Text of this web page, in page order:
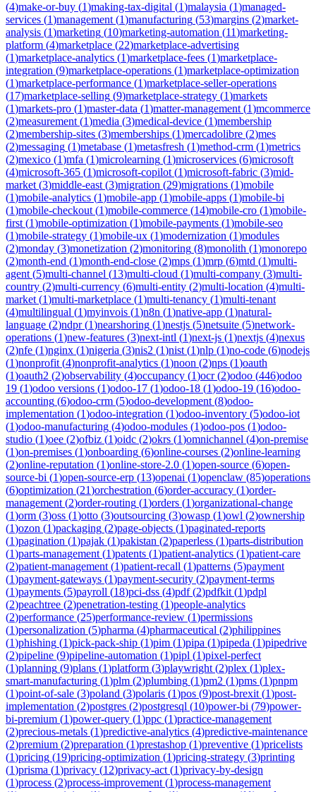
(4)make-or-buy (1)making-tax-digital (1)malaysia (1)managed-
services (1)management (1)manufacturing (53)margins (2)market-
analysis (1)marketing (10)marketing-automation (11)marketing-
platform (4)marketplace (22)marketplace-advertising
(1)marketplace-analytics (1)marketplace-fees (1)marketplace-
integration (9)marketplace-operations (1)marketplace-optimization
(1)marketplace-performance (1)marketplace-seller-operations
(17)marketplace-selling (9)marketplace-strategy (1)markets
(1)markets-pro (1)master-data (1)matter-management (1)mcommerce
(2)measurement (1)media (3)medical-device (1)membership
(2)membership-sites (3)memberships (1)mercadolibre (2)mes
(2)messaging (1)metabase (1)metasfresh (1)method-crm (1)metrics
(2)mexico (1)mfa (1)microlearning (1)microservices (6)microsoft
(4)microsoft-365 (1)microsoft-copilot (1)microsoft-fabric (3)mid-
market (3)middle-east (3)migration (29)migrations (1)mobile
(1)mobile-analytics (1)mobile-app (1)mobile-apps (1)mobile-bi
(1)mobile-checkout (1)mobile-commerce (14)mobile-cro (1)mobile-
first (1)mobile-optimization (1)mobile-payments (1)mobile-seo
(1)mobile-strategy (1)mobile-ux (1)modernization (1)modules
(2)monday (3)monetization (2)monitoring (8)monolith (1)monorepo
(2)month-end (1)month-end-close (2)mps (1)mrp (6)mtd (1)multi-
agent (5)multi-channel (13)multi-cloud (1)multi-company (3)multi-
country (2)multi-currency (6)multi-entity (2)multi-location (4)multi-
market (1)multi-marketplace (1)multi-tenancy (1)multi-tenant
(4)multilingual (1)myinvois (1)n8n (1)native-app (1)natural-
language (2)ndpr(1)nearshoring (1)nestjs (5)netsuite (5)network-
operations (1)new-features (3)next-intl (1)next-js (1)nextjs (4)nexus
(2)nfe (1)nginx (1)nigeria (3)nis2 (1)nist (1)nlp (1)no-code (6)nodejs
(1)nonprofit (4)nonprofit-analytics (1)noon (2)nps (1)oauth
(1)oauth2 (2)observability (4)occupancy (1)ocr(2)odoo (446)odoo
19 (1)odoo versions (1)odoo-17 (1)odoo-18 (1)odoo-19 (16)odoo-
accounting (6)odoo-crm (5)odoo-development (8)odoo-
implementation (1)odoo-integration (1)odoo-inventory (5)odoo-iot
(1)odoo-manufacturing (4)odoo-modules (1)odoo-pos (1)odoo-
studio (1)oee (2)ofbiz (1)oidc (2)okrs (1)omnichannel (4)on-premise
(1)on-premises (1)onboarding (6)online-courses (2)online-learning
(2)online-reputation (1)online-store-2.0 (1)open-source (6)open-
source-bi (1)open-source-erp (13)openai (1)openclaw (85)operations
(6)optimization (21)orchestration (6)order-accuracy (1)order-
management (2)order-routing (1)orders (1)organizational-change
(1)orm (3)oss (1)otto (3)outsourcing (3)owasp (1)owl (2)ownership
(1)ozon (1)packaging (2)page-objects (1)paginated-reports
(1)pagination (1)pajak (1)pakistan (2)paperless (1)parts-distribution
(1)parts-management (1)patents (1)patient-analytics (1)patient-care
(2)patient-management (1)patient-recall (1)patterns (5)payment
(1)payment-gateways (1)payment-security (2)payment-terms
(1)payments (5)payroll (18)pci-dss (4)pdf(2)pdfkit (1)pdpl
(2)peachtree (2)penetration-testing (1)people-analytics
(2)performance (25)performance-review (1)permissions
(1)personalization (5)pharma (4)pharmaceutical (2)philippines
(1)phishing (1)pick-pack-ship (1)pim (1)pipa (1)pipeda (1)pipedrive
(2)pipeline (9)pipeline-automation (1)pipl (1)pixel-perfect
(1)planning (9)plans (1)platform (3)playwright (2)plex (1)plex-
smart-manufacturing (1)plm (2)plumbing (1)pm2 (1)pms (1)pnpm
(1)point-of-sale (3)poland (3)polaris (1)pos (9)post-brexit (1)post-
implementation (2)postgres (2)postgresql (10)power-bi (79)power-
bi-premium (1)power-query (1)ppc (1)practice-management
(2)precious-metals (1)predictive-analytics (4)predictive-maintenance
(2)premium (2)preparation (1)prestashop (1)preventive (1)pricelists
(1)pricing (19)pricing-optimization (1)pricing-strategy (3)printing
(1)prisma (1)privacy (12)privacy-act (1)privacy-by-design
(1)process (2)process-improvement (1)process-management